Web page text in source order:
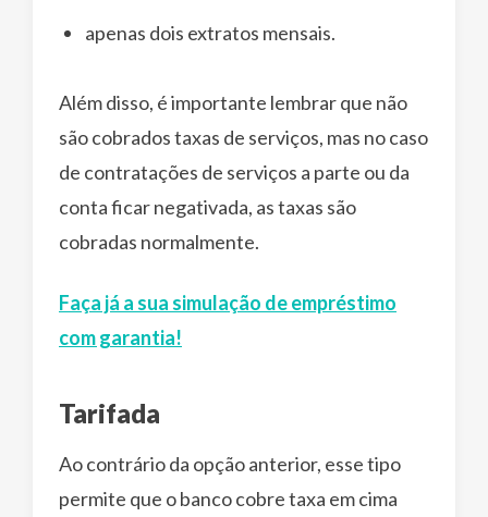
apenas dois extratos mensais.
Além disso, é importante lembrar que não
são cobrados taxas de serviços, mas no caso
de contratações de serviços a parte ou da
conta ficar negativada, as taxas são
cobradas normalmente.
Faça já a sua simulação de empréstimo
com garantia!
Tarifada
Ao contrário da opção anterior, esse tipo
permite que o banco cobre taxa em cima